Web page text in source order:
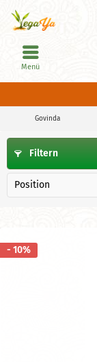
Menü
Govinda
Filtern
- 10%